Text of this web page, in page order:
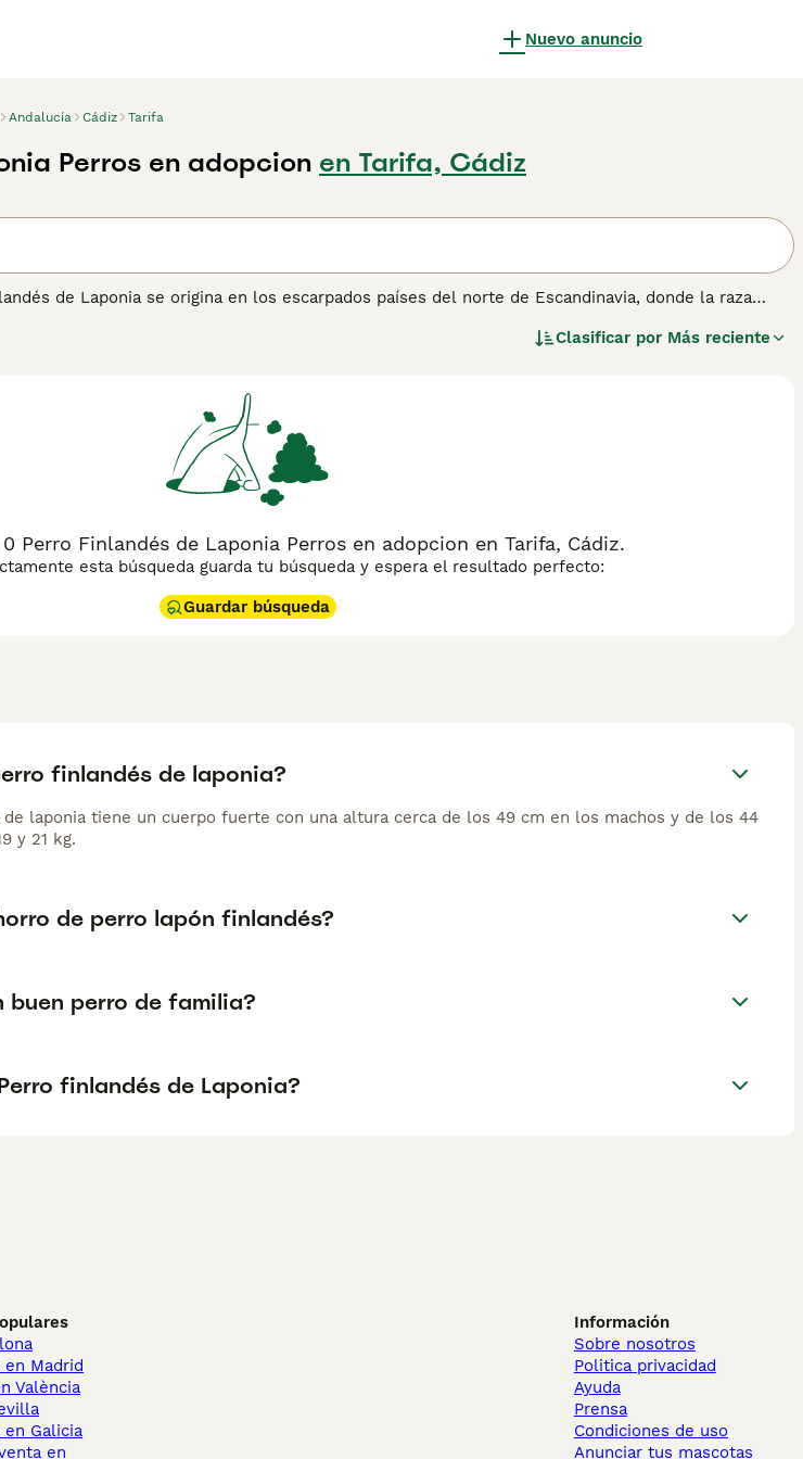
Nuevo anuncio
Andalucía Cádiz Tarifa
Perros en adopcion en Tarifa, Cádiz
de Laponia se origina en los escarpados países del norte de Escandinavia, donde la raza
Son conocidos por ser increíblemente valientes y leales, y son muy serios con su trabajo. Lee
Clasificar por Más reciente
Perro Finlandés de Laponia Perros en adopcion en Tarifa, Cádiz.
esta búsqueda guarda tu búsqueda y espera el resultado perfecto:
Guardar búsqueda
finlandés de laponia?
laponia tiene un cuerpo fuerte con una altura cerca de los 49 cm en los machos y de los 44
y 21 kg.
de perro lapón finlandés?
buen perro de familia?
finlandés de Laponia?
en Madrid
València
en Galicia
en
Información
Sobre nosotros
Politica privacidad
Ayuda
Prensa
Condiciones de uso
Anunciar tus mascotas